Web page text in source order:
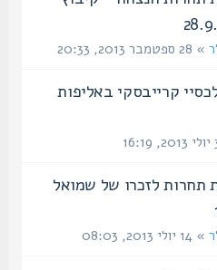
קרייבסקי באליפות
לזכרו של שמואל